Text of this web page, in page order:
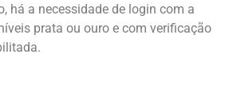
há a necessidade de login com a
prata ou ouro e com verificação